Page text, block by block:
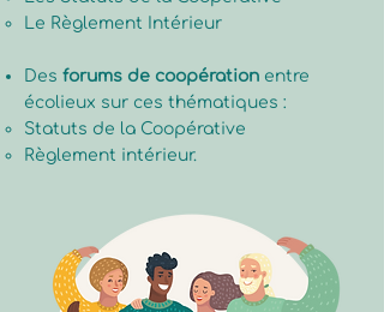
Le Règlement Intérieur
Des forums de coopération entre
écolieux sur ces thématiques :
Statuts de la Coopérative
Règlement intérieur.